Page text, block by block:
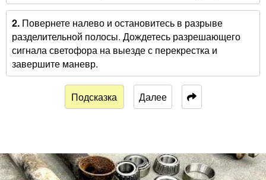
2.Повернете налево и остановитесь в разрыве
разделительной полосы. Дождетесь разрешающего
сигнала светофора на выезде с перекрестка и
завершите маневр.
Подсказка Далее